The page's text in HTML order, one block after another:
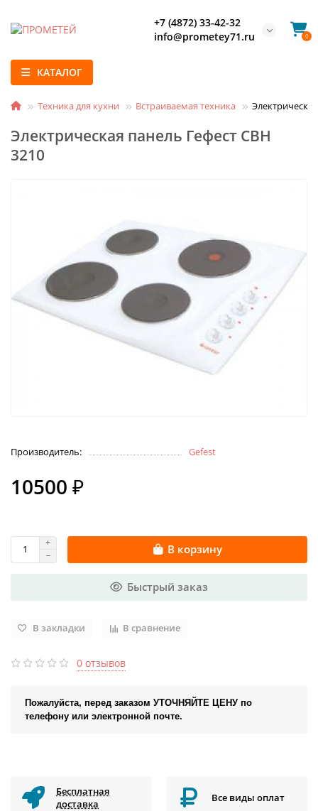
+7 (4872) 33-42-32
info@prometey71.ru
0
КАТАЛОГ
Техника для кухни Встраиваемая техника
Электрическая панель Гефест СВН
3210
Производитель: Gefest
10500 ₽
В корзину
Быстрый заказ
В закладки В сравнение
0 отзывов
Пожалуйста, перед заказом УТОЧНЯЙТЕ ЦЕНУ по
телефону или электронной почте.
Бесплатная
доставка
Все виды оплат